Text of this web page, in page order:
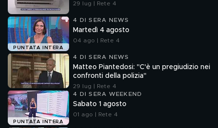
29 lug | Rete 4
PUNTATA INTERA
4 DI SERA NEWS
Martedì 4 agosto
04 ago | Rete 4
4 DI SERA NEWS
Matteo Piantedosi: "C'è un pregiudizio nei
confronti della polizia"
29 lug | Rete 4
PUNTATA INTERA
4 DI SERA WEEKEND
Sabato 1 agosto
01 ago | Rete 4